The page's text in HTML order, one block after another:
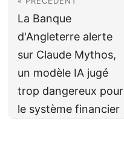
La Banque
d'Angleterre alerte
sur Claude Mythos,
un modèle IA jugé
trop dangereux pour
le système financier